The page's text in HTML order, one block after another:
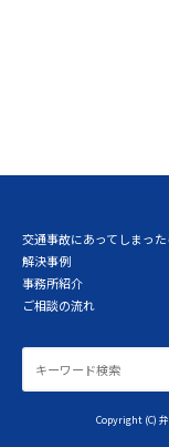
交通事故にあってしまった
解決事例
事務所紹介
ご相談の流れ
Copyright (C)